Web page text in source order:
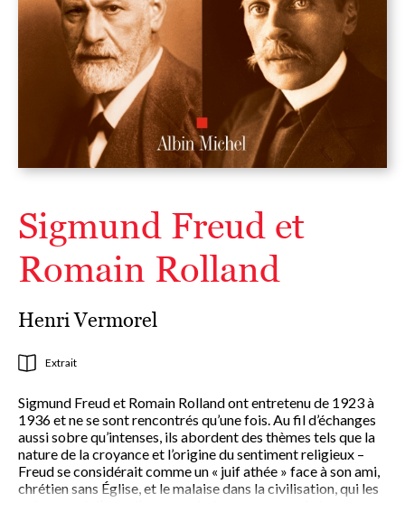
Sigmund Freud et
Romain Rolland
Henri Vermorel
Extrait
Sigmund Freud et Romain Rolland ont entretenu de 1923 à
1936 et ne se sont rencontrés qu’une fois. Au fil d’échanges
aussi sobre qu’intenses, ils abordent des thèmes tels que la
nature de la croyance et l’origine du sentiment religieux –
Freud se considérait comme un « juif athée » face à son ami,
chrétien sans Église, et le malaise dans la civilisation, qui les